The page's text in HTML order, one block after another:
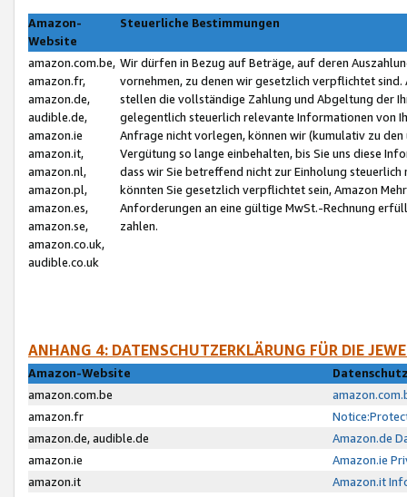
Amazon-
Website
Steuerliche Bestimmungen
amazon.com.be,
amazon.fr,
amazon.de,
audible.de,
amazon.ie
amazon.it,
amazon.nl,
amazon.pl,
amazon.es,
amazon.se,
amazon.co.uk,
audible.co.uk
Wir dürfen in Bezug auf Beträge, auf deren
vornehmen, zu denen wir gesetzlich verpflichtet
stellen die vollständige Zahlung und Abgeltung der
gelegentlich steuerlich relevante Informationen von
Anfrage nicht vorlegen, können wir (kumulativ zu
Vergütung so lange einbehalten, bis Sie uns diese
dass wir Sie betreffend nicht zur Einholung
könnten Sie gesetzlich verpflichtet sein, Amazon
Anforderungen an eine gültige MwSt.-Rechnung
zahlen.
ANHANG 4: DATENSCHUTZERKLÄRUNG FÜR DIE
Amazon-Website
amazon.com.be
amazon.fr
amazon.de, audible.de
Amazon.de
amazon.ie
Amazon.ie
amazon.it
Amazon.it